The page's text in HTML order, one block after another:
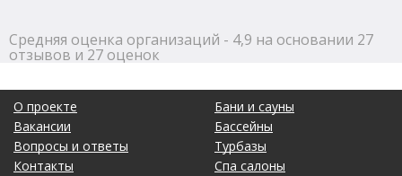
Средняя оценка организаций - 4,9 на основании 27
отзывов и 27 оценок
О проекте
Вакансии
Вопросы и ответы
Контакты
Бани и сауны
Бассейны
Турбазы
Спа салоны